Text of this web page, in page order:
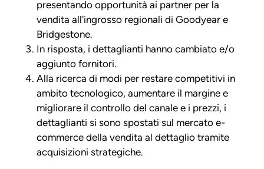
presentando opportunità ai partner per la
vendita all'ingrosso regionali di Goodyear e
Bridgestone.
In risposta, i dettaglianti hanno cambiato e/o
aggiunto fornitori.
Alla ricerca di modi per restare competitivi in
ambito tecnologico, aumentare il margine e
migliorare il controllo del canale e i prezzi, i
dettaglianti si sono spostati sul mercato e-
commerce della vendita al dettaglio tramite
acquisizioni strategiche.